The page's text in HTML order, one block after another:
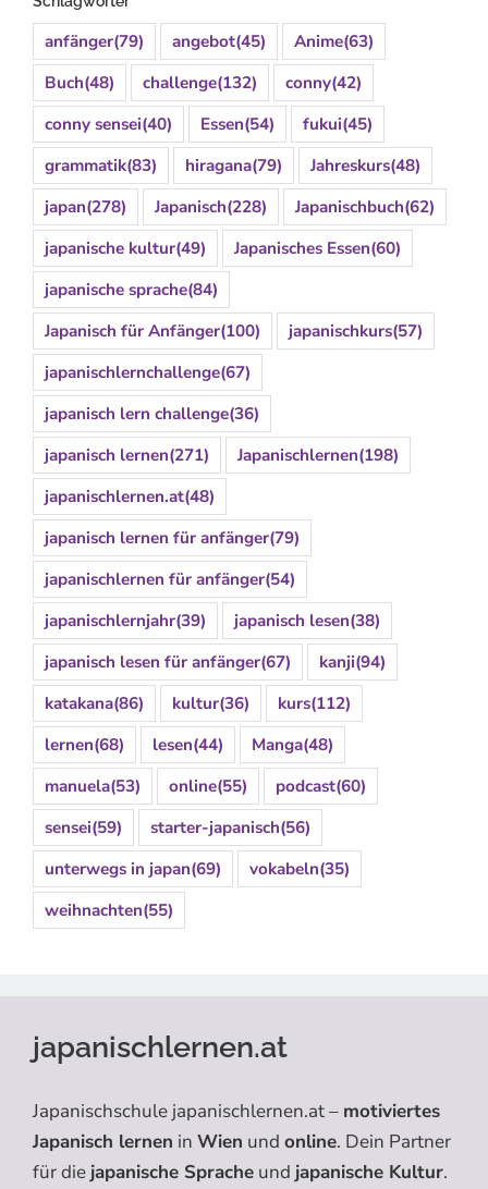
anfänger(79) angebot(45) Anime(63)
Buch(48) challenge(132) conny(42)
conny sensei(40) Essen(54) fukui(45)
grammatik(83) hiragana(79) Jahreskurs(48)
japan(278) Japanisch(228) Japanischbuch(62)
japanische kultur(49) Japanisches Essen(60)
japanische sprache(84)
Japanisch für Anfänger(100) japanischkurs(57)
japanischlernchallenge(67)
japanisch lern challenge(36)
japanisch lernen(271) Japanischlernen(198)
japanischlernen.at(48)
japanisch lernen für anfänger(79)
japanischlernen für anfänger(54)
japanischlernjahr(39) japanisch lesen(38)
japanisch lesen für anfänger(67) kanji(94)
katakana(86) kultur(36) kurs(112)
lernen(68) lesen(44) Manga(48)
manuela(53) online(55) podcast(60)
sensei(59) starter-japanisch(56)
unterwegs in japan(69) vokabeln(35)
weihnachten(55)
japanischlernen.at
Japanischschule japanischlernen.at – motiviertes
Japanisch lernen in Wien und online. Dein Partner
für die japanische Sprache und japanische Kultur.